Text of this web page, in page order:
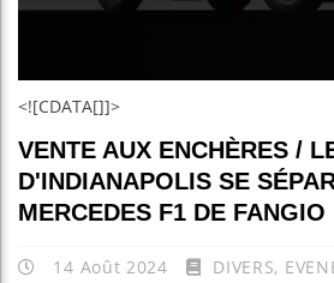
<![CDATA[]]>
VENTE AUX ENCHÈRES /
D'INDIANAPOLIS SE
MERCEDES F1 DE FANGIO
14 Août 2024 DIVERS,